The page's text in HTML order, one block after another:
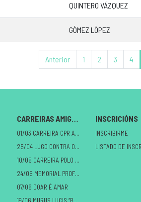
QUINTERO VÁZQUEZ
GÒMEZ LÒPEZ
Anterior 1 2 3 4
CARREIRAS AMIGAS
01/03 CARREIRA CPR A MILAGROSA
25/04 LUGO CONTRA O CANCRO
10/05 CARREIRA POLO DANO CEREBRAL
24/05 MEMORIAL PROFE ALBERTO
07/06 DOAR É AMAR
INSCRICIÓNS
INSCRIBIRME